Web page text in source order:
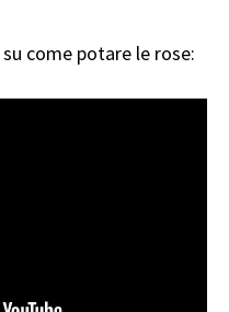
su come potare le rose: